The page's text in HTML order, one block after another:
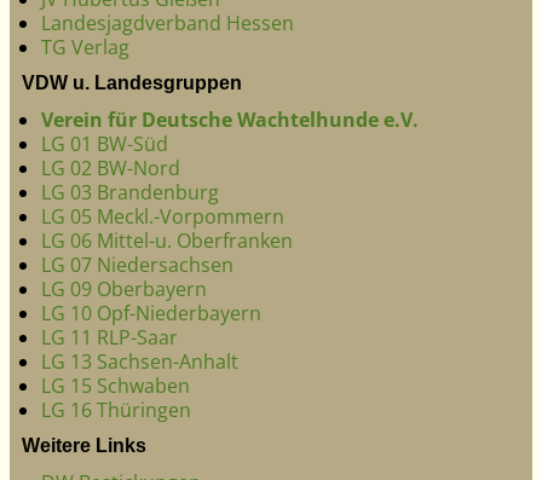
Landesjagdverband Hessen
TG Verlag
VDW u. Landesgruppen
Verein für Deutsche Wachtelhunde e.V.
LG 01 BW-Süd
LG 02 BW-Nord
LG 03 Brandenburg
LG 05 Meckl.-Vorpommern
LG 06 Mittel-u. Oberfranken
LG 07 Niedersachsen
LG 09 Oberbayern
LG 10 Opf-Niederbayern
LG 11 RLP-Saar
LG 13 Sachsen-Anhalt
LG 15 Schwaben
LG 16 Thüringen
Weitere Links